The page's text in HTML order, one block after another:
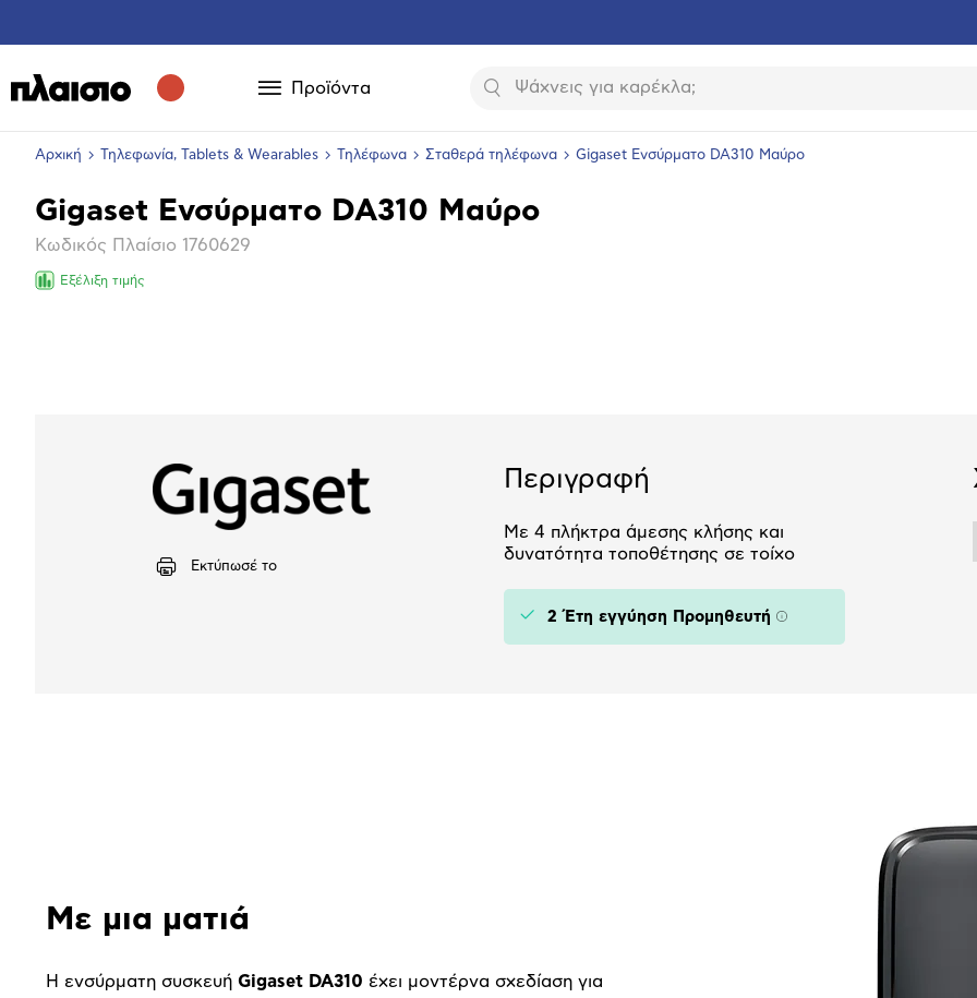
Προϊόντα Αναζήτηση
Αρχική Τηλεφωνία, Tablets & Wearables Τηλέφωνα Σταθερά τηλέφωνα Gigaset Ενσύρματο DA310 Mαύρο
Βασικά
χαρακτηριστικά
Gigaset Ενσύρματο DA310 Mαύρο
Κωδικός Πλαίσιο 1760629
Εξέλιξη τιμής
Εκτύπωσέ το
Περιγραφή
Με 4 πλήκτρα άμεσης κλήσης και
δυνατότητα τοποθέτησης σε τοίχο
2 Έτη εγγύηση Προμηθευτή Πληροφορίες
Με μια ματιά
Η ενσύρματη συσκευή Gigaset DA310 έχει μοντέρνα σχεδίαση για